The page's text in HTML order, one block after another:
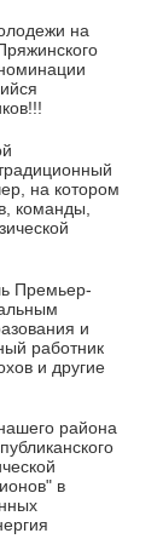
на
на котором
команды,
Премьер-
и
работник
и другие
района
в